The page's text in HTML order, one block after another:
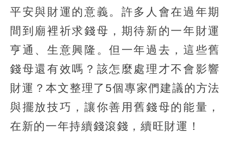
平安與財運的意義。許多人會在過年期
間到廟裡祈求錢母，期待新的一年財運
亨通、生意興隆。但一年過去，這些舊
錢母還有效嗎？該怎麼處理才不會影響
財運？本文整理了5個專家們建議的方法
與擺放技巧，讓你善用舊錢母的能量，
在新的一年持續錢滾錢，續旺財運！